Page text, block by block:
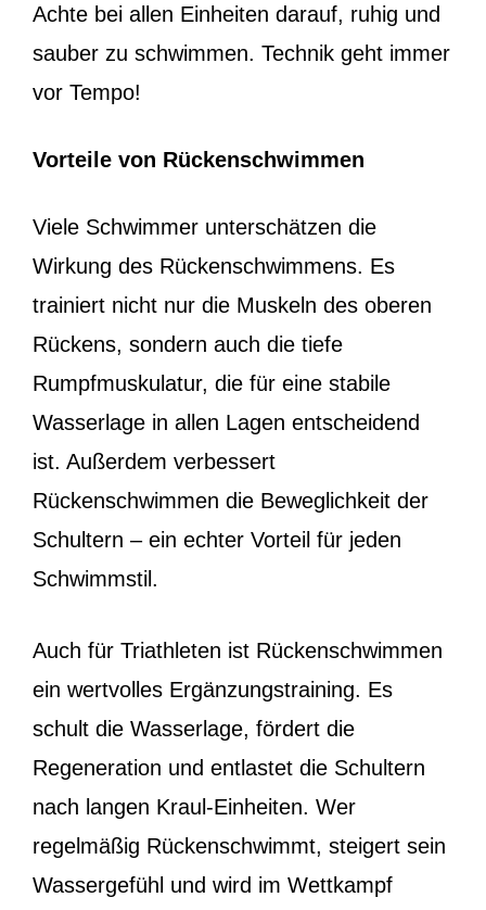
Achte bei allen Einheiten darauf, ruhig und
sauber zu schwimmen. Technik geht immer
vor Tempo!
Vorteile von Rückenschwimmen
Viele Schwimmer unterschätzen die
Wirkung des Rückenschwimmens. Es
trainiert nicht nur die Muskeln des oberen
Rückens, sondern auch die tiefe
Rumpfmuskulatur, die für eine stabile
Wasserlage in allen Lagen entscheidend
ist. Außerdem verbessert
Rückenschwimmen die Beweglichkeit der
Schultern – ein echter Vorteil für jeden
Schwimmstil.
Auch für Triathleten ist Rückenschwimmen
ein wertvolles Ergänzungstraining. Es
schult die Wasserlage, fördert die
Regeneration und entlastet die Schultern
nach langen Kraul-Einheiten. Wer
regelmäßig Rückenschwimmt, steigert sein
Wassergefühl und wird im Wettkampf